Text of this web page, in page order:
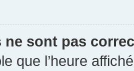
ne sont pas
que l’heure